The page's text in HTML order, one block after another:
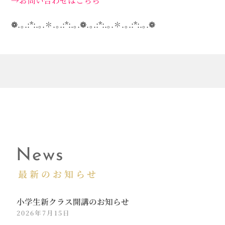
❁.｡.:*:.｡.✽.｡.:*:.｡.❁.｡.:*:.｡.✽.｡.:*:.｡.❁
News
最新のお知らせ
小学生新クラス開講のお知らせ
2026年7月15日